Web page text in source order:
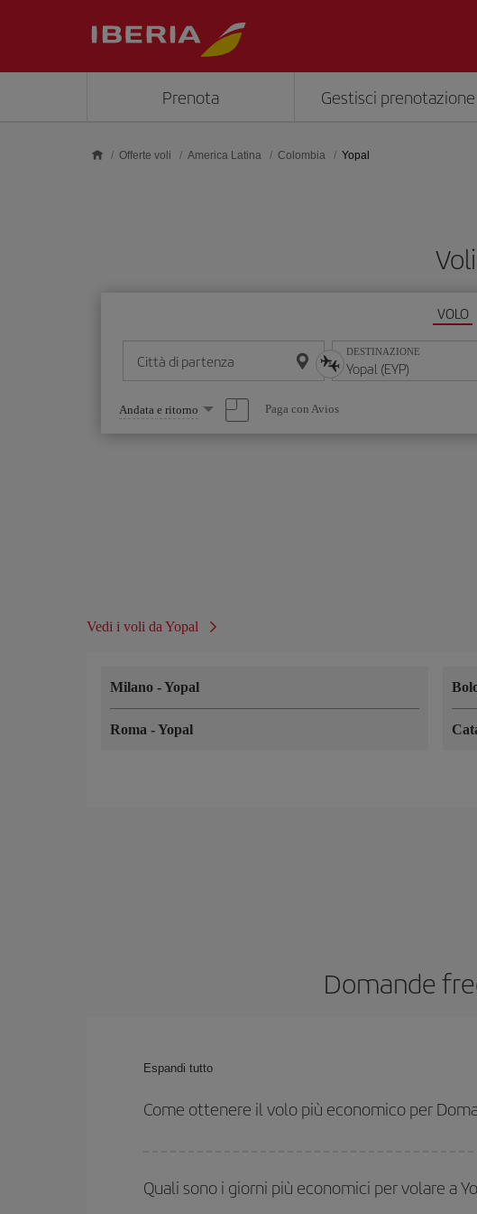
Prenota Gestisci prenotazione
Offerte voli America Latina Colombia Yopal
VOLO
Città di partenza DESTINAZIONE
Seleziona
un'opzione
Andata e ritorno Paga con Avios
Vedi i voli da Yopal
Milano -Yopal
Roma -Yopal
Domande
Espandi tutto
Come ottenere il volo più economico per
ritorno. Inoltre, se non hai deciso una destinazione specifica
Quali sono i giorni più economici per volare a